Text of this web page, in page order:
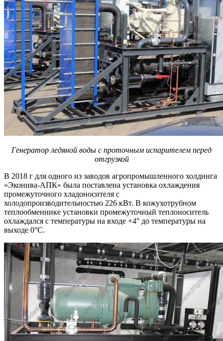
Генератор ледяной воды с проточным испарителем перед
отгрузкой
В 2018 г для одного из заводов агропромышленного холдинга
«Эконива-АПК» была поставлена установка охлаждения
промежуточного хладоносителя с
холодопроизводительностью 226 кВт. В кожухотрубном
теплообменнике установки промежуточный теплоноситель
охлаждался с температуры на входе +4° до температуры на
выходе 0°С.